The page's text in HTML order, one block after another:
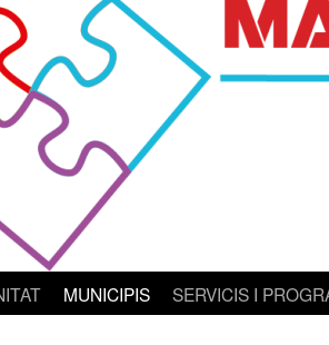
MUNICIPIS SERVICIS I